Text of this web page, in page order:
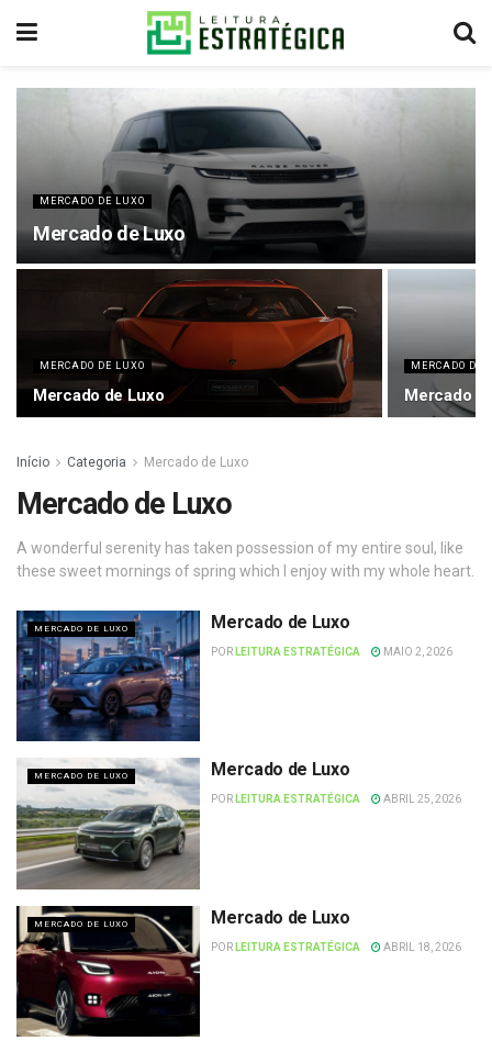
MERCADO DE LUXO
Mercado de Luxo
MERCADO DE LUXO
Mercado de Luxo
MERCADO DE
Mercado
Início Categoria Mercado de Luxo
Mercado de Luxo
A wonderful serenity has taken possession of my entire soul, like
these sweet mornings of spring which I enjoy with my whole heart.
MERCADO DE LUXO Mercado de Luxo
POR LEITURA ESTRATÉGICA MAIO 2, 2026
MERCADO DE LUXO Mercado de Luxo
POR LEITURA ESTRATÉGICA ABRIL 25, 2026
MERCADO DE LUXO Mercado de Luxo
POR LEITURA ESTRATÉGICA ABRIL 18, 2026